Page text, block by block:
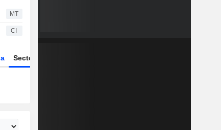
MT
CI
Sector